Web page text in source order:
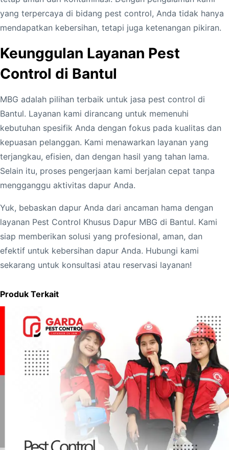
yang terpercaya di bidang pest control, Anda tidak hanya
mendapatkan kebersihan, tetapi juga ketenangan pikiran.
Keunggulan Layanan Pest
Control di Bantul
MBG adalah pilihan terbaik untuk jasa pest control di
Bantul. Layanan kami dirancang untuk memenuhi
kebutuhan spesifik Anda dengan fokus pada kualitas dan
kepuasan pelanggan. Kami menawarkan layanan yang
terjangkau, efisien, dan dengan hasil yang tahan lama.
Selain itu, proses pengerjaan kami berjalan cepat tanpa
mengganggu aktivitas dapur Anda.
Yuk, bebaskan dapur Anda dari ancaman hama dengan
layanan Pest Control Khusus Dapur MBG di Bantul. Kami
siap memberikan solusi yang profesional, aman, dan
efektif untuk kebersihan dapur Anda. Hubungi kami
sekarang untuk konsultasi atau reservasi layanan!
Produk Terkait